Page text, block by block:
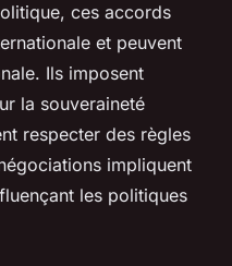
ces accords
et peuvent
Ils imposent
la souveraineté
respecter des règles
impliquent
les politiques